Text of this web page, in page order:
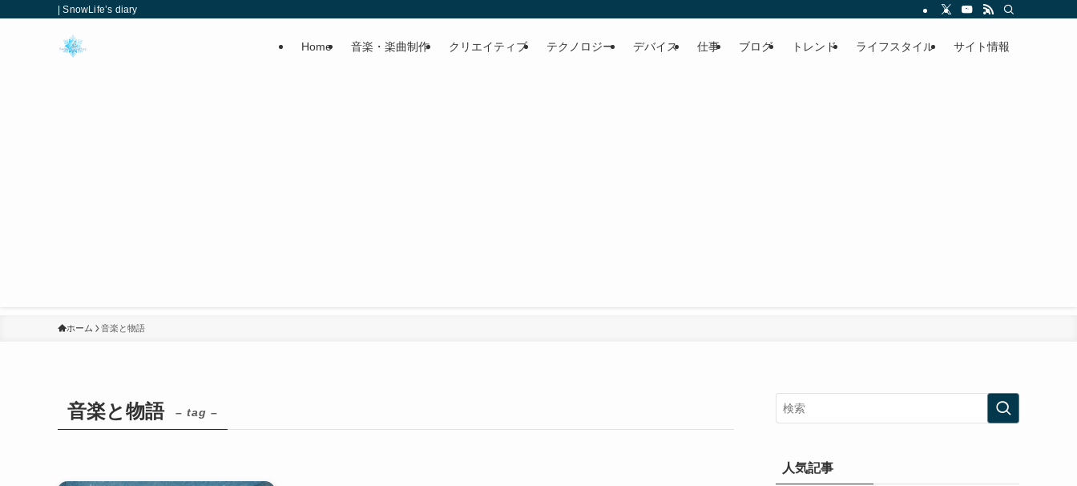
| SnowLife’s diary
Home 音楽・楽曲制作 クリエイティブ テクノロジー デバイス 仕事 ブログ トレンド ライフスタイル サイト情報
ホーム 音楽と物語
音楽と物語 – tag –
人気記事